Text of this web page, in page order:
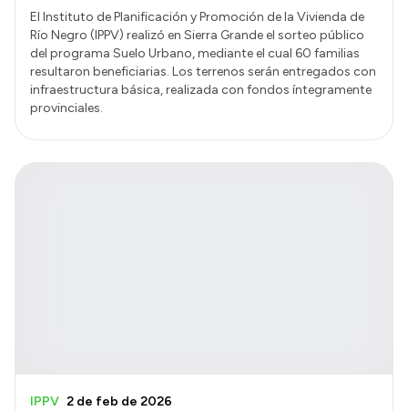
El Instituto de Planificación y Promoción de la Vivienda de
Río Negro (IPPV) realizó en Sierra Grande el sorteo público
del programa Suelo Urbano, mediante el cual 60 familias
resultaron beneficiarias. Los terrenos serán entregados con
infraestructura básica, realizada con fondos íntegramente
provinciales.
IPPV 2 de feb de 2026